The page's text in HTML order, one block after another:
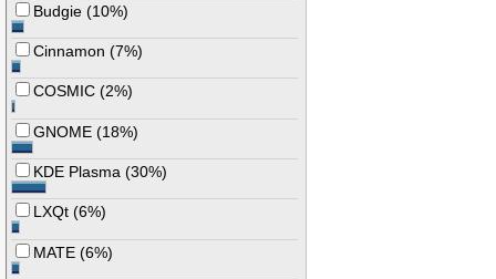
Budgie (10%)
Cinnamon (7%)
COSMIC (2%)
GNOME (18%)
KDE Plasma (30%)
LXQt (6%)
MATE (6%)